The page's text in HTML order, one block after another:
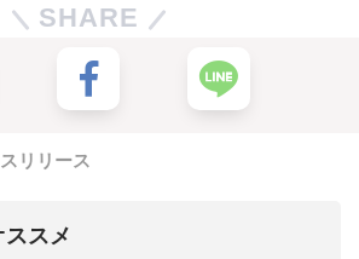
SHARE
リリース
スメ